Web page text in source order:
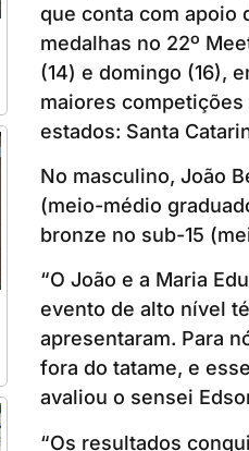
que conta com apoio
medalhas no 22º
(14) e domingo (16),
maiores
estados: Santa
No masculino, João
(meio-médio
bronze no sub-15
“O João e a Maria
evento de alto nível
apresentaram. Para
fora do tatame, e
avaliou o sensei
“Os resultados